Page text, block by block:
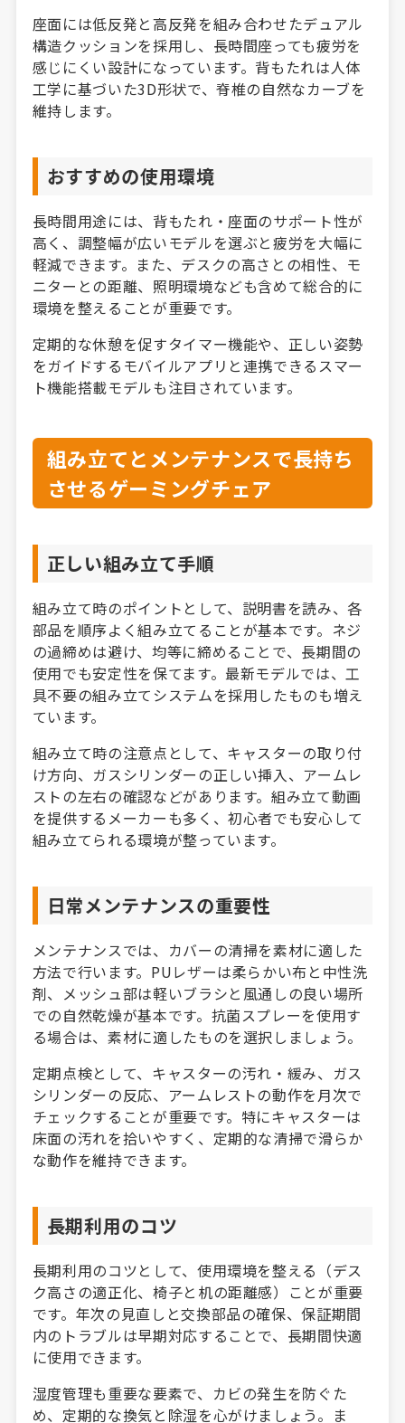
座面には低反発と高反発を組み合わせたデュアル
構造クッションを採用し、長時間座っても疲労を
感じにくい設計になっています。背もたれは人体
工学に基づいた3D形状で、脊椎の自然なカーブを
維持します。
おすすめの使用環境
長時間用途には、背もたれ・座面のサポート性が
高く、調整幅が広いモデルを選ぶと疲労を大幅に
軽減できます。また、デスクの高さとの相性、モ
ニターとの距離、照明環境なども含めて総合的に
環境を整えることが重要です。
定期的な休憩を促すタイマー機能や、正しい姿勢
をガイドするモバイルアプリと連携できるスマー
ト機能搭載モデルも注目されています。
組み立てとメンテナンスで長持ち
させるゲーミングチェア
正しい組み立て手順
組み立て時のポイントとして、説明書を読み、各
部品を順序よく組み立てることが基本です。ネジ
の過締めは避け、均等に締めることで、長期間の
使用でも安定性を保てます。最新モデルでは、工
具不要の組み立てシステムを採用したものも増え
ています。
組み立て時の注意点として、キャスターの取り付
け方向、ガスシリンダーの正しい挿入、アームレ
ストの左右の確認などがあります。組み立て動画
を提供するメーカーも多く、初心者でも安心して
組み立てられる環境が整っています。
日常メンテナンスの重要性
メンテナンスでは、カバーの清掃を素材に適した
方法で行います。PUレザーは柔らかい布と中性洗
剤、メッシュ部は軽いブラシと風通しの良い場所
での自然乾燥が基本です。抗菌スプレーを使用す
る場合は、素材に適したものを選択しましょう。
定期点検として、キャスターの汚れ・緩み、ガス
シリンダーの反応、アームレストの動作を月次で
チェックすることが重要です。特にキャスターは
床面の汚れを拾いやすく、定期的な清掃で滑らか
な動作を維持できます。
長期利用のコツ
長期利用のコツとして、使用環境を整える（デス
ク高さの適正化、椅子と机の距離感）ことが重要
です。年次の見直しと交換部品の確保、保証期間
内のトラブルは早期対応することで、長期間快適
に使用できます。
湿度管理も重要な要素で、カビの発生を防ぐた
め、定期的な換気と除湿を心がけましょう。ま